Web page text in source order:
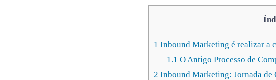
1 Inbound Marketing é realizar a
1.1 O Antigo Processo de
2 Inbound Marketing: Jornada de